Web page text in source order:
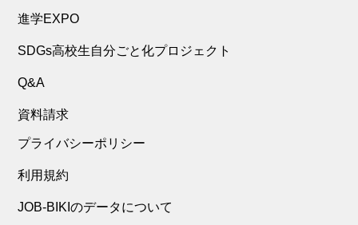
進学EXPO
SDGs高校生自分ごと化プロジェクト
Q&A
資料請求
プライバシーポリシー
利用規約
JOB-BIKIのデータについて